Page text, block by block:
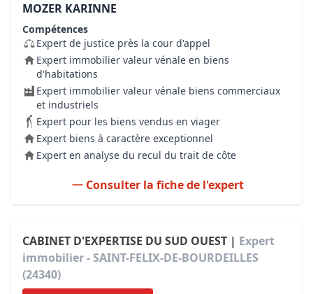
MOZER KARINNE
Compétences
Expert de justice près la cour d'appel
Expert immobilier valeur vénale en biens
d'habitations
Expert immobilier valeur vénale biens commerciaux
et industriels
Expert pour les biens vendus en viager
Expert biens à caractère exceptionnel
Expert en analyse du recul du trait de côte
Consulter la fiche de l'expert
CABINET D'EXPERTISE DU SUD OUEST | Expert
immobilier - SAINT-FELIX-DE-BOURDEILLES
(24340)